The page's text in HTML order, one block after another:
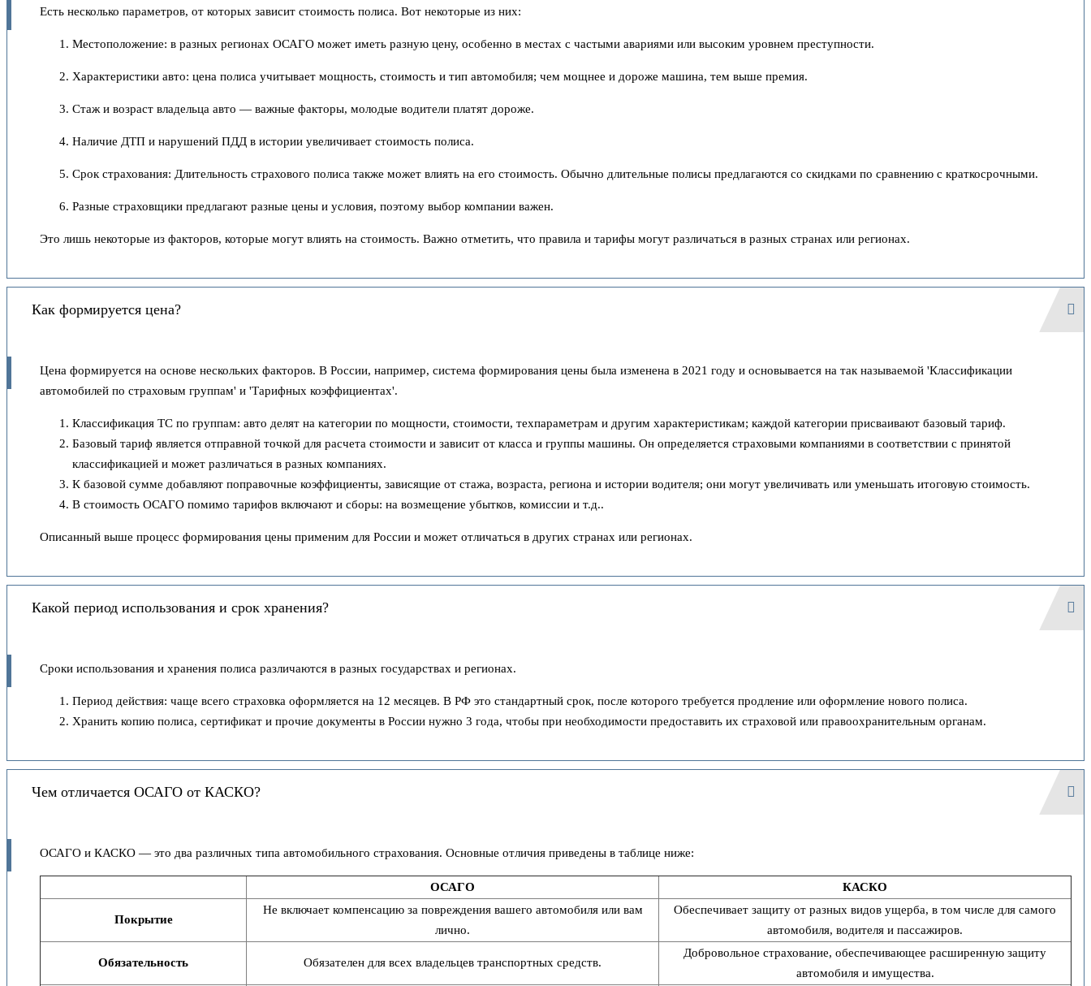
Есть несколько параметров, от которых зависит стоимость полиса. Вот некоторые из них:
Местоположение: в разных регионах ОСАГО может иметь разную цену, особенно в местах с частыми авариями или высоким уровнем преступности.
Характеристики авто: цена полиса учитывает мощность, стоимость и тип автомобиля; чем мощнее и дороже машина, тем выше премия.
Стаж и возраст владельца авто — важные факторы, молодые водители платят дороже.
Наличие ДТП и нарушений ПДД в истории увеличивает стоимость полиса.
Срок страхования: Длительность страхового полиса также может влиять на его стоимость. Обычно длительные полисы предлагаются со скидками по сравнению с краткосрочными.
Разные страховщики предлагают разные цены и условия, поэтому выбор компании важен.
Это лишь некоторые из факторов, которые могут влиять на стоимость. Важно отметить, что правила и тарифы могут различаться в разных странах или регионах.
Как формируется цена?
Цена формируется на основе нескольких факторов. В России, например, система формирования цены была изменена в 2021 году и основывается на так называемой 'Классификации
автомобилей по страховым группам' и 'Тарифных коэффициентах'.
Классификация ТС по группам: авто делят на категории по мощности, стоимости, техпараметрам и другим характеристикам; каждой категории присваивают базовый тариф.
Базовый тариф является отправной точкой для расчета стоимости и зависит от класса и группы машины. Он определяется страховыми компаниями в соответствии с принятой
классификацией и может различаться в разных компаниях.
К базовой сумме добавляют поправочные коэффициенты, зависящие от стажа, возраста, региона и истории водителя; они могут увеличивать или уменьшать итоговую стоимость.
В стоимость ОСАГО помимо тарифов включают и сборы: на возмещение убытков, комиссии и т.д..
Описанный выше процесс формирования цены применим для России и может отличаться в других странах или регионах.
Какой период использования и срок хранения?
Сроки использования и хранения полиса различаются в разных государствах и регионах.
Период действия: чаще всего страховка оформляется на 12 месяцев. В РФ это стандартный срок, после которого требуется продление или оформление нового полиса.
Хранить копию полиса, сертификат и прочие документы в России нужно 3 года, чтобы при необходимости предоставить их страховой или правоохранительным органам.
Чем отличается ОСАГО от КАСКО?
ОСАГО и КАСКО — это два различных типа автомобильного страхования. Основные отличия приведены в таблице ниже:
ОСАГО КАСКО
Покрытие
Не включает компенсацию за повреждения вашего автомобиля или вам
лично.
Обеспечивает защиту от разных видов ущерба, в том числе для самого
автомобиля, водителя и пассажиров.
Обязательность Обязателен для всех владельцев транспортных средств.
Добровольное страхование, обеспечивающее расширенную защиту
автомобиля и имущества.